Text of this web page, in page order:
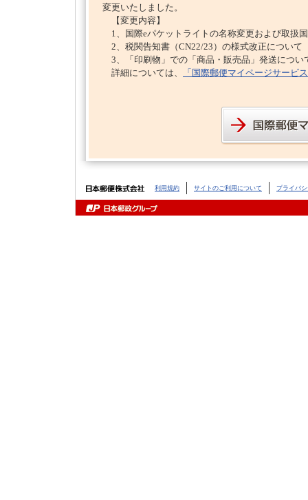
変更いたしました。
【変更内容】
1、国際eパケットライトの名称変更および取扱
2、税関告知書（CN22/23）の様式改正について
3、「印刷物」での「商品・販売品」発送につい
詳細については、
「国際郵便マイページサービ
利用規約 サイトのご利用について プライバ